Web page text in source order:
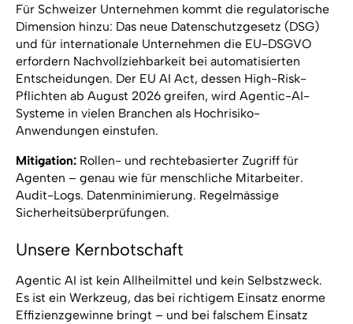
Für Schweizer Unternehmen kommt die regulatorische
Dimension hinzu: Das neue Datenschutzgesetz (DSG)
und für internationale Unternehmen die EU-DSGVO
erfordern Nachvollziehbarkeit bei automatisierten
Entscheidungen. Der EU AI Act, dessen High-Risk-
Pflichten ab August 2026 greifen, wird Agentic-AI-
Systeme in vielen Branchen als Hochrisiko-
Anwendungen einstufen.
Mitigation:Rollen- und rechtebasierter Zugriff für
Agenten – genau wie für menschliche Mitarbeiter.
Audit-Logs. Datenminimierung. Regelmässige
Sicherheitsüberprüfungen.
Unsere Kernbotschaft
Agentic AI ist kein Allheilmittel und kein Selbstzweck.
Es ist ein Werkzeug, das bei richtigem Einsatz enorme
Effizienzgewinne bringt – und bei falschem Einsatz